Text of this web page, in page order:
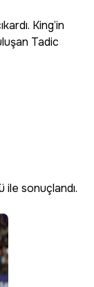
King’in
Tadic
ile sonuçlandı.